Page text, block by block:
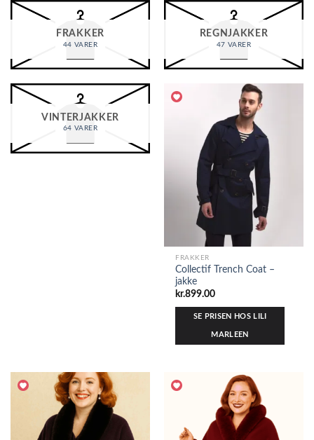
FRAKKER
44 VARER
REGNJAKKER
47 VARER
VINTERJAKKER
64 VARER
FRAKKER
Collectif Trench Coat –
jakke
kr.899.00
SE PRISEN HOS LILI
MARLEEN